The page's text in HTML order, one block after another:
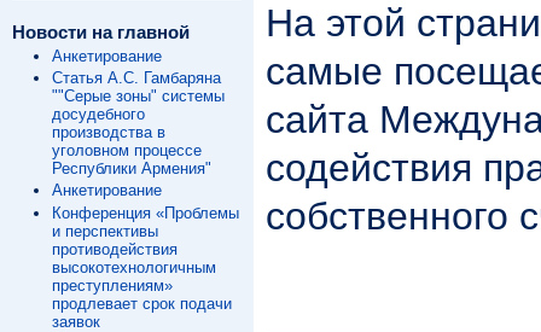
Новости на главной
Анкетирование
Статья А.С. Гамбаряна
""Серые зоны" системы
досудебного
производства в
уголовном процессе
Республики Армения"
Анкетирование
Конференция «Проблемы
и перспективы
противодействия
высокотехнологичным
преступлениям»
продлевает срок подачи
заявок
На этой
самые
сайта
содействия
собственного